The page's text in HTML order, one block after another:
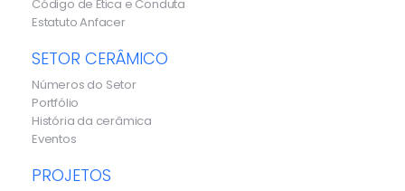
Código de Ética e Conduta
Estatuto Anfacer
SETOR CERÂMICO
Números do Setor
Portfólio
História da cerâmica
Eventos
PROJETOS